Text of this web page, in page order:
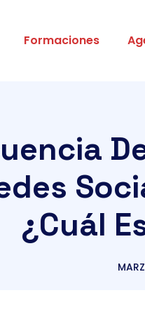
Formaciones
¿Cuál